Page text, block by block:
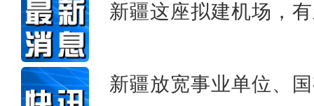
新疆这座拟建机场，
新疆放宽事业单位、